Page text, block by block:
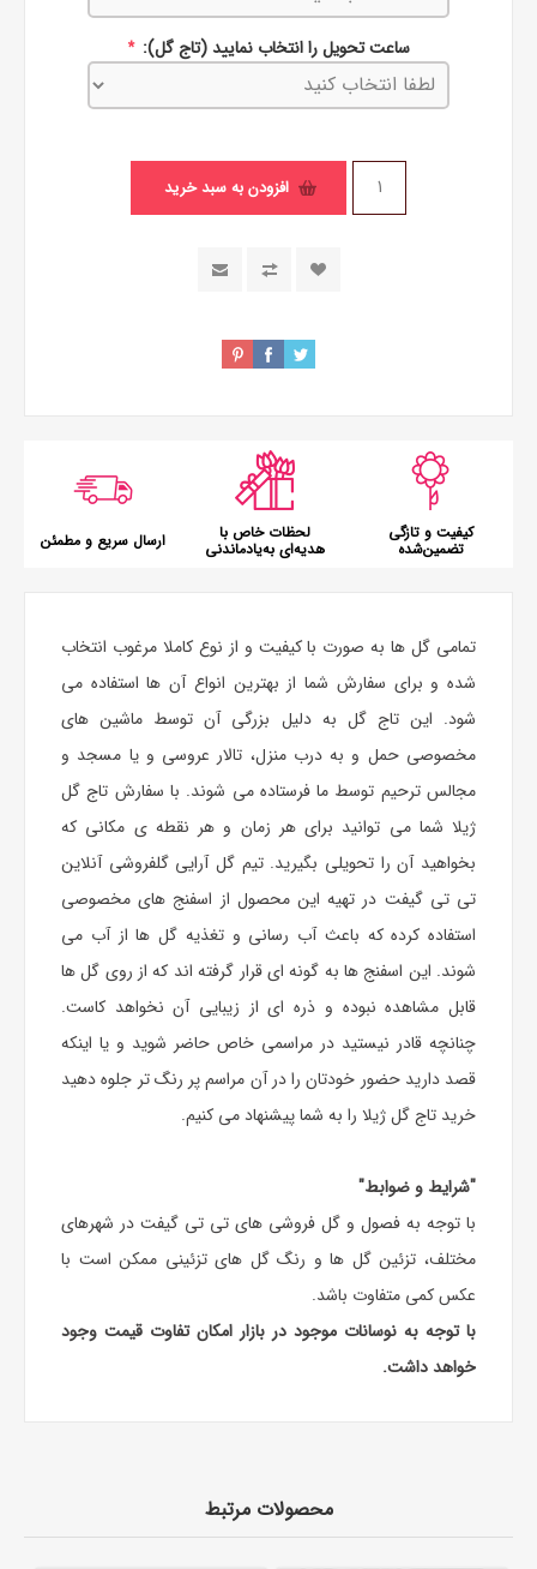
ساعت تحویل را انتخاب نمایید (تاج گل): *
افزودن به سبد خرید
کیفیت و تازگی
تضمین‌شده
لحظات خاص با
هدیه‌ای به‌یادماندنی ارسال سریع و مطمئن
تمامی گل ها به صورت با کیفیت و از نوع کاملا مرغوب انتخاب
شده و برای سفارش شما از بهترین انواع آن ها استفاده می
شود. اینتاج گل به دلیل بزرگی آن توسط ماشین های
مخصوصی حمل و به درب منزل، تالار عروسی و یا مسجد و
مجالس ترحیم توسط ما فرستاده می شوند. با سفارش تاج گل
ژیلا شما می توانید برای هر زمان و هر نقطه ی مکانی که
بخواهید آن را تحویلی بگیرید. تیم گل آرایی گلفروشی آنلاین
تی تی گیفت در تهیه این محصول از اسفنج های مخصوصی
استفاده کرده که باعث آب رسانی و تغذیه گل ها از آب می
شوند. این اسفنج ها به گونه ای قرار گرفته اند که از روی گل ها
قابل مشاهده نبوده و ذره ای از زیبایی آن نخواهد کاست.
چنانچه قادر نیستید در مراسمی خاص حاضر شوید و یا اینکه
قصد دارید حضور خودتان را در آن مراسم پر رنگ تر جلوه دهید
خرید تاج گل ژیلا را به شما پیشنهاد می کنیم.
"شرایط و ضوابط"
با توجه به فصول و گل فروشی های تی تی گیفت در شهرهای
مختلف، تزئین گل ها و رنگ گل های تزئینی ممکن است با
عکس کمی متفاوت باشد.
با توجه به نوسانات موجود در بازار امکان تفاوت قیمت وجود
خواهد داشت.
محصولات مرتبط